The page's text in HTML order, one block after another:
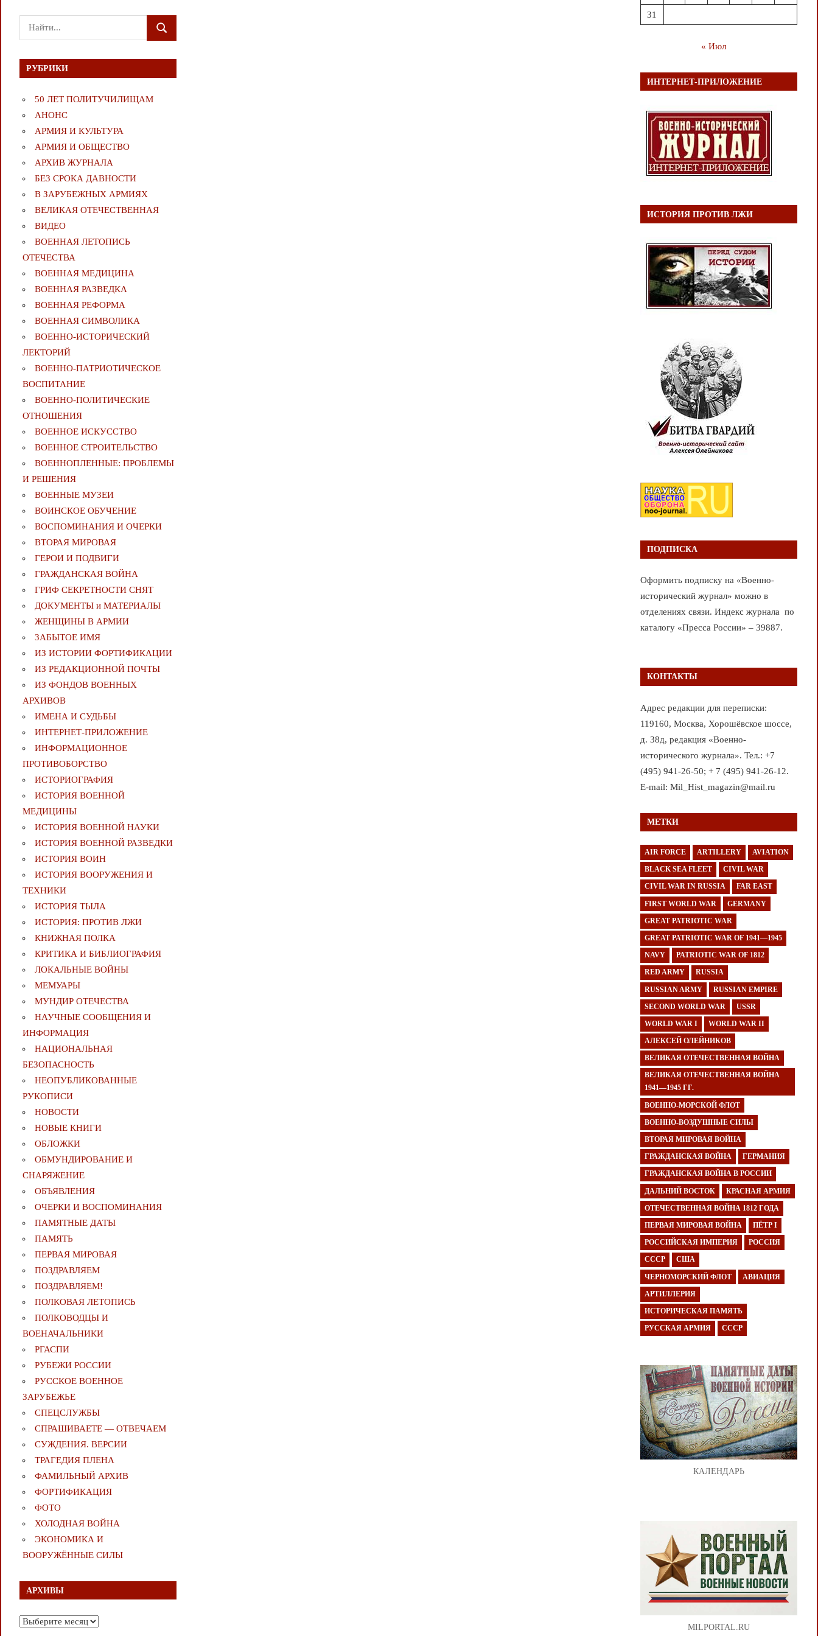
Поиск
для:
ПОИСК
РУБРИКИ
50 ЛЕТ ПОЛИТУЧИЛИЩАМ
АНОНС
АРМИЯ И КУЛЬТУРА
АРМИЯ И ОБЩЕСТВО
АРХИВ ЖУРНАЛА
БЕЗ СРОКА ДАВНОСТИ
В ЗАРУБЕЖНЫХ АРМИЯХ
ВЕЛИКАЯ ОТЕЧЕСТВЕННАЯ
ВИДЕО
ВОЕННАЯ ЛЕТОПИСЬ
ОТЕЧЕСТВА
ВОЕННАЯ МЕДИЦИНА
ВОЕННАЯ РАЗВЕДКА
ВОЕННАЯ РЕФОРМА
ВОЕННАЯ СИМВОЛИКА
ВОЕННО-ИСТОРИЧЕСКИЙ
ЛЕКТОРИЙ
ВОЕННО-ПАТРИОТИЧЕСКОЕ
ВОСПИТАНИЕ
ВОЕННО-ПОЛИТИЧЕСКИE
ОТНОШЕНИЯ
ВОЕННОЕ ИСКУССТВО
ВОЕННОЕ СТРОИТЕЛЬСТВО
ВОЕННОПЛЕННЫЕ: ПРОБЛЕМЫ
И РЕШЕНИЯ
ВОЕННЫЕ МУЗЕИ
ВОИНСКОЕ ОБУЧЕНИЕ
ВОСПОМИНАНИЯ И ОЧЕРКИ
ВТОРАЯ МИРОВАЯ
ГЕРОИ И ПОДВИГИ
ГРАЖДАНСКАЯ ВОЙНА
ГРИФ СЕКРЕТНОСТИ СНЯТ
ДОКУМЕНТЫ и МАТЕРИАЛЫ
ЖЕНЩИНЫ В АРМИИ
ЗАБЫТОЕ ИМЯ
ИЗ ИСТОРИИ ФОРТИФИКАЦИИ
ИЗ РЕДАКЦИОННОЙ ПОЧТЫ
ИЗ ФОНДОВ ВОЕННЫХ
АРХИВОВ
ИМЕНА И СУДЬБЫ
ИНТЕРНЕТ-ПРИЛОЖЕНИЕ
ИНФОРМАЦИОННОЕ
ПРОТИВОБОРСТВО
ИСТОРИОГРАФИЯ
ИСТОРИЯ ВОЕННОЙ
МЕДИЦИНЫ
ИСТОРИЯ ВОЕННОЙ НАУКИ
ИСТОРИЯ ВОЕННОЙ РАЗВЕДКИ
ИСТОРИЯ ВОИН
ИСТОРИЯ ВООРУЖЕНИЯ И
ТЕХНИКИ
ИСТОРИЯ ТЫЛА
ИСТОРИЯ: ПРОТИВ ЛЖИ
КНИЖНАЯ ПОЛКА
КРИТИКА И БИБЛИОГРАФИЯ
ЛОКАЛЬНЫЕ ВОЙНЫ
МЕМУАРЫ
МУНДИР ОТЕЧЕСТВА
НАУЧНЫЕ СООБЩЕНИЯ И
ИНФОРМАЦИЯ
НАЦИОНАЛЬНАЯ
БЕЗОПАСНОСТЬ
НЕОПУБЛИКОВАННЫЕ
РУКОПИСИ
НОВОСТИ
НОВЫЕ КНИГИ
ОБЛОЖКИ
ОБМУНДИРОВАНИЕ И
СНАРЯЖЕНИЕ
ОБЪЯВЛЕНИЯ
ОЧЕРКИ И ВОСПОМИНАНИЯ
ПАМЯТНЫЕ ДАТЫ
ПАМЯТЬ
ПЕРВАЯ МИРОВАЯ
ПОЗДРАВЛЯЕМ
ПОЗДРАВЛЯЕМ!
ПОЛКОВАЯ ЛЕТОПИСЬ
ПОЛКОВОДЦЫ И
ВОЕНАЧАЛЬНИКИ
РГАСПИ
РУБЕЖИ РОССИИ
РУССКОЕ ВОЕННОЕ
ЗАРУБЕЖЬЕ
СПЕЦСЛУЖБЫ
СПРАШИВАЕТЕ — ОТВЕЧАЕМ
СУЖДЕНИЯ. ВЕРСИИ
ТРАГЕДИЯ ПЛЕНА
ФАМИЛЬНЫЙ АРХИВ
ФОРТИФИКАЦИЯ
ФОТО
ХОЛОДНАЯ ВОЙНА
ЭКОНОМИКА И
ВООРУЖЁННЫЕ СИЛЫ
АРХИВЫ
Архивы
31
« Июл
ИНТЕРНЕТ-ПРИЛОЖЕНИЕ
ИСТОРИЯ ПРОТИВ ЛЖИ
ПОДПИСКА
Оформить подписку на «Военно-
исторический журнал» можно в
отделениях связи. Индекс журнала по
каталогу «Пресса России» – 39887.
КОНТАКТЫ
Адрес редакции для переписки:
119160, Москва, Хорошёвское шоссе,
д. 38д, редакция «Военно-
исторического журнала». Тел.: +7
(495) 941-26-50; + 7 (495) 941-26-12.
E-mail: Mil_Hist_magazin@mail.ru
МЕТКИ
AIR FORCE ARTILLERY AVIATION
BLACK SEA FLEET CIVIL WAR
CIVIL WAR IN RUSSIA FAR EAST
FIRST WORLD WAR GERMANY
GREAT PATRIOTIC WAR
GREAT PATRIOTIC WAR OF 1941—1945
NAVY PATRIOTIC WAR OF 1812
RED ARMY RUSSIA
RUSSIAN ARMY RUSSIAN EMPIRE
SECOND WORLD WAR USSR
WORLD WAR I WORLD WAR II
АЛЕКСЕЙ ОЛЕЙНИКОВ
ВЕЛИКАЯ ОТЕЧЕСТВЕННАЯ ВОЙНА
ВЕЛИКАЯ ОТЕЧЕСТВЕННАЯ ВОЙНА
1941—1945 ГГ.
ВОЕННО-МОРСКОЙ ФЛОТ
ВОЕННО-ВОЗДУШНЫЕ СИЛЫ
ВТОРАЯ МИРОВАЯ ВОЙНА
ГРАЖДАНСКАЯ ВОЙНА ГЕРМАНИЯ
ГРАЖДАНСКАЯ ВОЙНА В РОССИИ
ДАЛЬНИЙ ВОСТОК КРАСНАЯ АРМИЯ
ОТЕЧЕСТВЕННАЯ ВОЙНА 1812 ГОДА
ПЕРВАЯ МИРОВАЯ ВОЙНА ПЁТР I
РОССИЙСКАЯ ИМПЕРИЯ РОССИЯ
СССР США
ЧЕРНОМОРСКИЙ ФЛОТ АВИАЦИЯ
АРТИЛЛЕРИЯ
ИСТОРИЧЕСКАЯ ПАМЯТЬ
РУССКАЯ АРМИЯ СССР
КАЛЕНДАРЬ
MILPORTAL.RU